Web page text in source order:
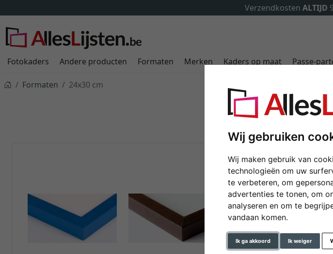
Wij gebruiken
Wij maken gebruik van
technologieën om uw
te verbeteren, om
advertenties te tonen, om
analyseren en om te
vandaan komen.
Ik ga akkoord Ik weiger
✓500.000
Fotokaders Andere producten Formaten Merken Kaders op maat Passe-
Formaten 24x30 cm
Fotokaders in